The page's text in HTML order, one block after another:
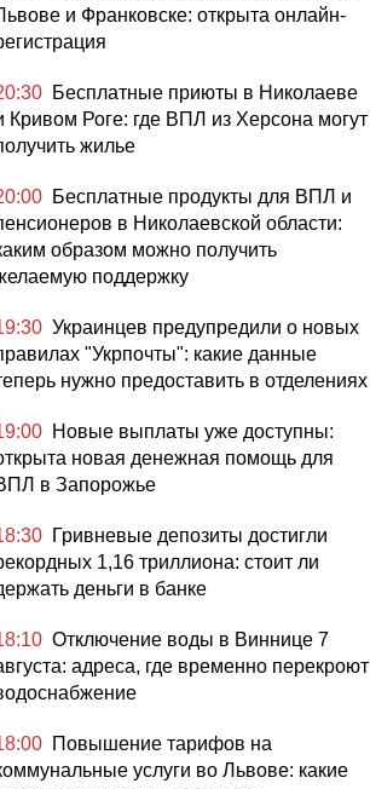
и Франковске: открыта онлайн-
Бесплатные приюты в Николаеве
Кривом Роге: где ВПЛ из Херсона могут
жилье
Бесплатные продукты для ВПЛ и
в Николаевской области:
образом можно получить
поддержку
Украинцев предупредили о новых
"Укрпочты": какие данные
нужно предоставить в отделениях
Новые выплаты уже доступны:
новая денежная помощь для
в Запорожье
Гривневые депозиты достигли
1,16 триллиона: стоит ли
деньги в банке
Отключение воды в Виннице 7
адреса, где временно перекроют
Повышение тарифов на
услуги во Львове: какие